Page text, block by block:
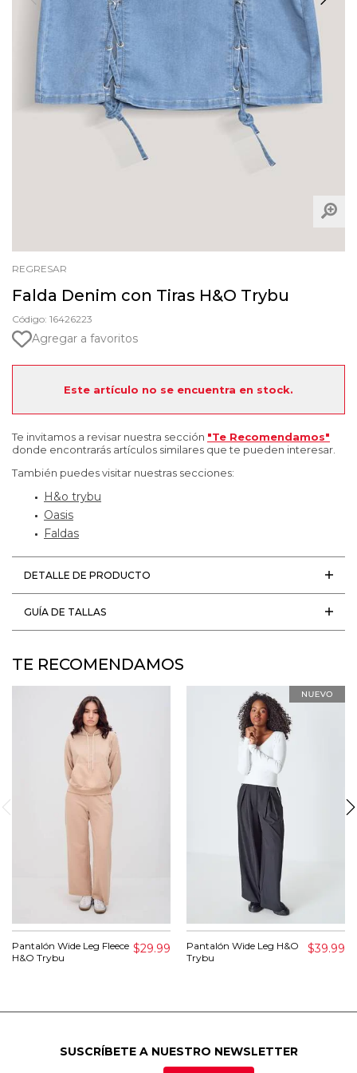
REGRESAR
Falda Denim con Tiras H&O Trybu
Código: 16426223
Agregar a favoritos
Este artículo no se encuentra en stock.
Te invitamos a revisar nuestra sección "Te Recomendamos"
donde encontrarás artículos similares que te pueden interesar.
También puedes visitar nuestras secciones:
H&o trybu
Oasis
Faldas
DETALLE DE PRODUCTO
GUÍA DE TALLAS
TE RECOMENDAMOS
Pantalón Wide Leg Fleece
H&O Trybu
$29.99
Pantalón Wide Leg H&O
Trybu
$39.99
SUSCRÍBETE A NUESTRO NEWSLETTER